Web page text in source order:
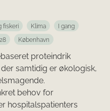
fiskeri Klima
I gang
København
proteindrik
samtidig er økologisk,
behov for
hospitalspatienters